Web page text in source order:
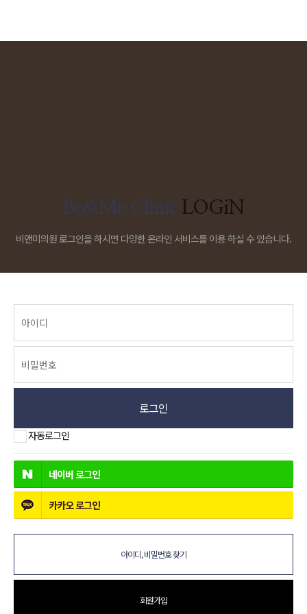
Be&Me Clinic LOGiN
비앤미의원 로그인을 하시면 다양한 온라인 서비스를 이용 하실 수 있습니다.
로그인
자동로그인
네이버 로그인
카카오로그인
아이디, 비밀번호 찾기
회원가입